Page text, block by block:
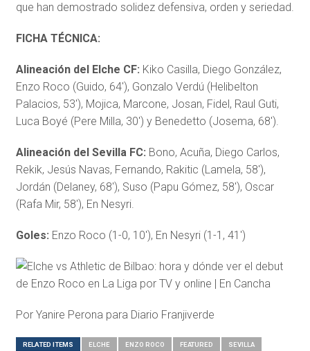
que han demostrado solidez defensiva, orden y seriedad.
FICHA TÉCNICA:
Alineación del Elche CF: Kiko Casilla, Diego González,
Enzo Roco (Guido, 64′), Gonzalo Verdú (Helibelton
Palacios, 53′), Mojica, Marcone, Josan, Fidel, Raul Guti,
Luca Boyé (Pere Milla, 30′) y Benedetto (Josema, 68′).
Alineación del Sevilla FC: Bono, Acuña, Diego Carlos,
Rekik, Jesús Navas, Fernando, Rakitic (Lamela, 58′),
Jordán (Delaney, 68′), Suso (Papu Gómez, 58′), Oscar
(Rafa Mir, 58′), En Nesyri.
Goles: Enzo Roco (1-0, 10′), En Nesyri (1-1, 41′)
Por Yanire Perona para Diario Franjiverde
RELATED ITEMS ELCHE ENZO ROCO FEATURED SEVILLA